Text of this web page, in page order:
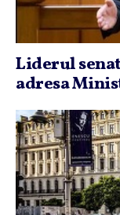
Liderul
adresa